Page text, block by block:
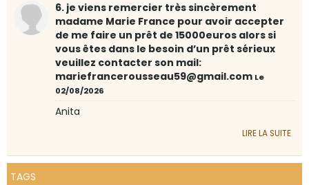
6. je viens remercier très sincèrement
madame Marie France pour avoir accepter
de me faire un prêt de 15000euros alors si
vous êtes dans le besoin d’un prêt sérieux
veuillez contacter son mail:
mariefrancerousseau59@gmail.com Le
02/08/2026
Anita
LIRE LA SUITE
TAGS